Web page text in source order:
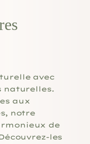
avec
naturelles.
aux
notre
de
les